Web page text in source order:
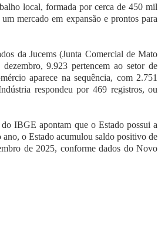
local, formada por cerca de 450 mil
mercado em expansão e prontos para
da Jucems (Junta Comercial de Mato
9.923 pertencem ao setor de
aparece na sequência, com 2.751
respondeu por 469 registros, ou
IBGE apontam que o Estado possui a
o Estado acumulou saldo positivo de
de 2025, conforme dados do Novo